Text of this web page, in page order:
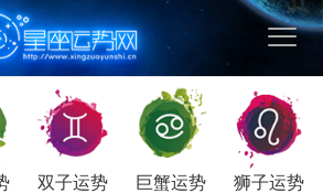
双子运势 巨蟹运势 狮子运势